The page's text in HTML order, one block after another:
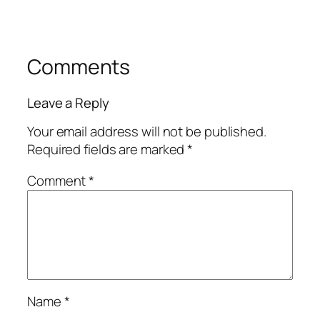
Comments
Leave a Reply
Your email address will not be published.
Required fields are marked*
Comment*
Name*